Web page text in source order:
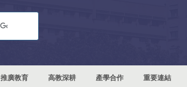
推廣教育 高教深耕 產學合作 重要連結